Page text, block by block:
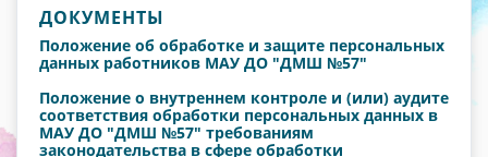
ДОКУМЕНТЫ
Положение об обработке и защите персональных
данных работников МАУ ДО "ДМШ №57"
Положение о внутреннем контроле и (или) аудите
соответствия обработки персональных данных в
МАУ ДО "ДМШ №57" требованиям
законодательства в сфере обработки